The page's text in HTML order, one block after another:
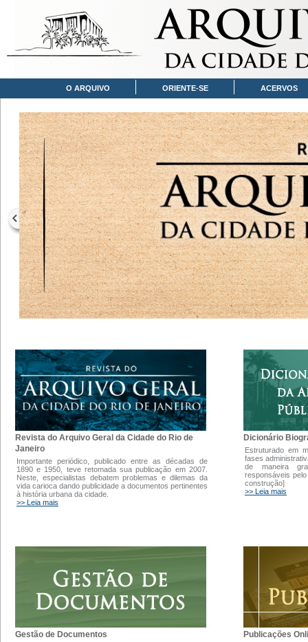
O ARQUIVO ORIENTE-SE ACERVOS
Revista do Arquivo Geral da Cidade do Rio de
Janeiro
Importante periódico, publicado entre as décadas de
1890 e 1950, teve retomada sua publicação em 2007.
Neste, especialistas debatem problemas e dilemas da
vida carioca dando publicidade a documentos pertinentes
à história urbana da cidade.
>> Leia mais
Dicionário
Estruturado em
fases
de maneira
responsáveis
construção]
>> Leia mais
Gestão de Documentos Publicações